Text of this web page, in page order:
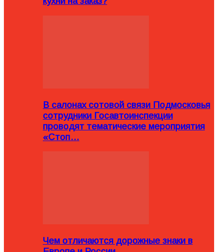
В салонах сотовой связи Подмосковья
сотрудники Госавтоинспекции
проводят тематические мероприятия
«Стоп…
Чем отличаются дорожные знаки в